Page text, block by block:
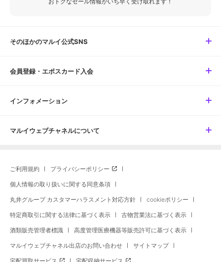
そのほかのマルイ公式SNS
会員登録・エポスカード入会
インフォメーション
マルイウェブチャネルについて
ご利用規約 プライバシーポリシー
個人情報の取り扱いに関する同意条項
丸井グループ カスタマーハラスメント対応方針 cookieポリシー
特定商取引に関する法律に基づく表示 古物営業法に基づく表示
酒類販売管理者標識 高度管理医療機器等販売許可に基づく表示
マルイウェブチャネル出店のお問い合わせ サイトマップ